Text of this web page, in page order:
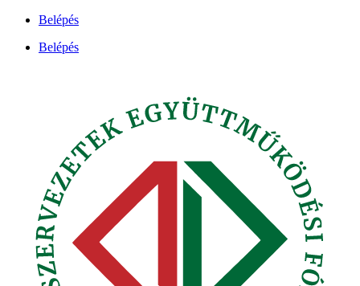
Ugrás
tartalomhoz
Belépés
Belépés